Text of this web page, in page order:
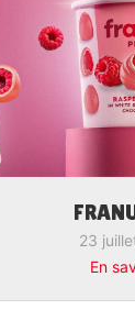
23
En